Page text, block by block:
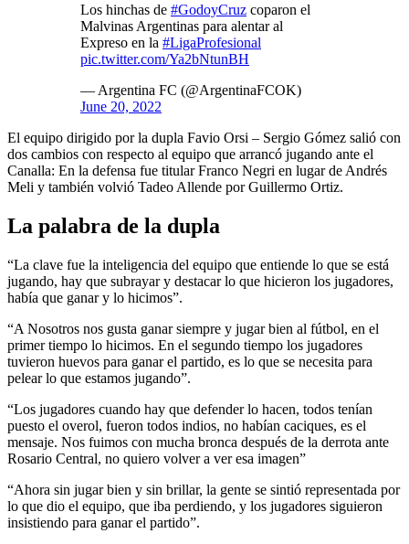
Los hinchas de #GodoyCruz coparon el
Malvinas Argentinas para alentar al
Expreso en la #LigaProfesional
pic.twitter.com/Ya2bNtunBH
— Argentina FC (@ArgentinaFCOK)
June 20, 2022
El equipo dirigido por la dupla Favio Orsi – Sergio Gómez salió con
dos cambios con respecto al equipo que arrancó jugando ante el
Canalla: En la defensa fue titular Franco Negri en lugar de Andrés
Meli y también volvió Tadeo Allende por Guillermo Ortiz.
La palabra de la dupla
“La clave fue la inteligencia del equipo que entiende lo que se está
jugando, hay que subrayar y destacar lo que hicieron los jugadores,
había que ganar y lo hicimos”.
“A Nosotros nos gusta ganar siempre y jugar bien al fútbol, en el
primer tiempo lo hicimos. En el segundo tiempo los jugadores
tuvieron huevos para ganar el partido, es lo que se necesita para
pelear lo que estamos jugando”.
“Los jugadores cuando hay que defender lo hacen, todos tenían
puesto el overol, fueron todos indios, no habían caciques, es el
mensaje. Nos fuimos con mucha bronca después de la derrota ante
Rosario Central, no quiero volver a ver esa imagen”
“Ahora sin jugar bien y sin brillar, la gente se sintió representada por
lo que dio el equipo, que iba perdiendo, y los jugadores siguieron
insistiendo para ganar el partido”.